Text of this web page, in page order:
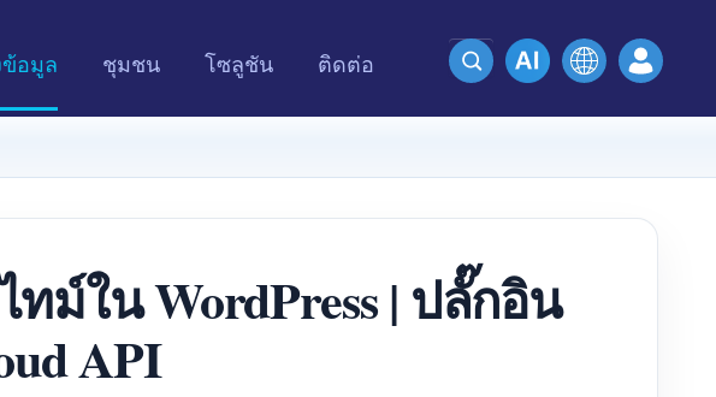
อมูล ชุมชน โซลูชัน ติดต่อ
ม์ใน WordPress | ปลั๊กอิน
API